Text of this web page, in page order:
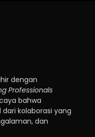
dengan
Professionals
bahwa
kolaborasi yang
dan